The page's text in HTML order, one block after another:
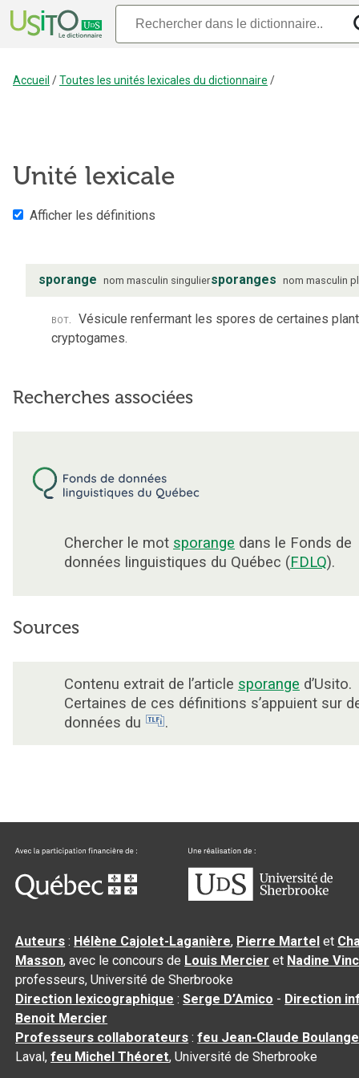
Accueil /Toutes les unités lexicales du dictionnaire /
Unité lexicale
Afficher les définitions
sporange nom masculin singuliersporanges nom masculin
bot. Vésicule renfermant les spores de certaines
cryptogames.
Recherches associées
Chercher le mot sporange dans le Fonds de
données linguistiques du Québec (FDLQ).
Sources
Contenu extrait de l’article sporange d’Usito.
Certaines de ces définitions s’appuient sur
données du
.
Auteurs : Hélène Cajolet-Laganière, Pierre Martel et
Masson, avec le concours de Louis Mercier et Nadine
professeurs, Université de Sherbrooke
Direction lexicographique :Serge D’Amico - Direction
Benoit Mercier
Professeurs collaborateurs :feu Jean-Claude
Laval,feu Michel Théoret, Université de Sherbrooke